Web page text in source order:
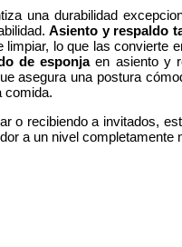
una durabilidad
Asiento y respaldo
lo que las convierte
de esponjaen asiento y
asegura una postura
comida.
o recibiendo a invitados,
a un nivel completamente